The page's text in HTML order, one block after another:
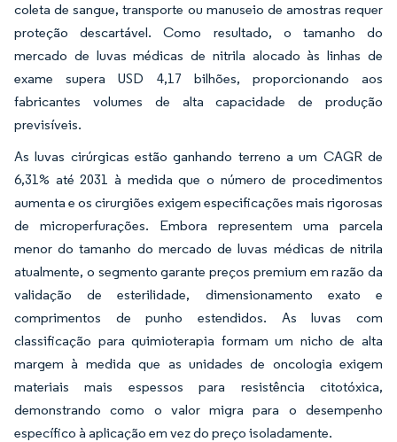
coleta de sangue, transporte ou manuseio de amostras requer
proteção descartável. Como resultado, o tamanho do
mercado de luvas médicas de nitrila alocado às linhas de
exame supera USD 4,17 bilhões, proporcionando aos
fabricantes volumes de alta capacidade de produção
previsíveis.
As luvas cirúrgicas estão ganhando terreno a um CAGR de
6,31% até 2031 à medida que o número de procedimentos
aumenta e os cirurgiões exigem especificações mais rigorosas
de microperfurações. Embora representem uma parcela
menor do tamanho do mercado de luvas médicas de nitrila
atualmente, o segmento garante preços premium em razão da
validação de esterilidade, dimensionamento exato e
comprimentos de punho estendidos. As luvas com
classificação para quimioterapia formam um nicho de alta
margem à medida que as unidades de oncologia exigem
materiais mais espessos para resistência citotóxica,
demonstrando como o valor migra para o desempenho
específico à aplicação em vez do preço isoladamente.